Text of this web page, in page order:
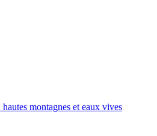
montagnes et eaux vives